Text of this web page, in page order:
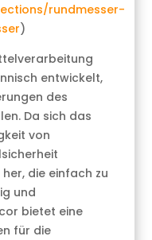
rundmesser-
)
entwickelt,
des
Da sich das
von
die einfach zu
und
bietet eine
für die